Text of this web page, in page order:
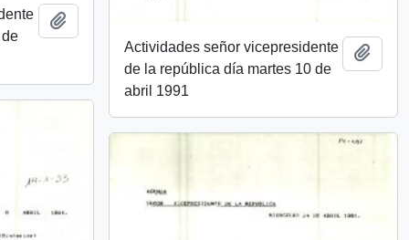
Añadir al portapapeles
Actividades señor vicepresidente
de la república día martes 10 de
abril 1991